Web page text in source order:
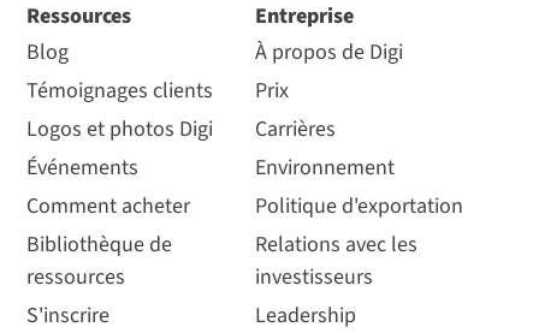
Ressources
Blog
Témoignages clients
Logos et photos Digi
Événements
Comment acheter
Bibliothèque de
ressources
S'inscrire
Entreprise
À propos de Digi
Prix
Carrières
Environnement
Politique d'exportation
Relations avec les
investisseurs
Leadership